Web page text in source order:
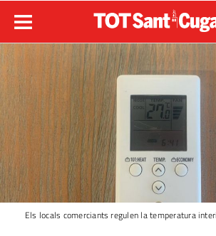
Els locals comerciants regulen la temperatura